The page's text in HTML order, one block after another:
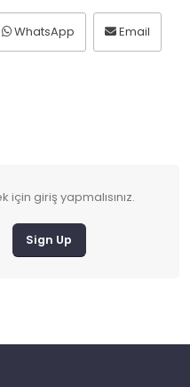
WhatsApp Email
giriş yapmalısınız.
Sign Up